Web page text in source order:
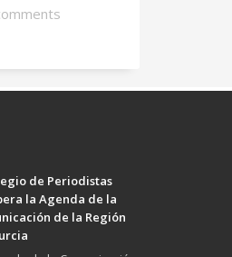
de Periodistas
la Agenda de la
de la Región